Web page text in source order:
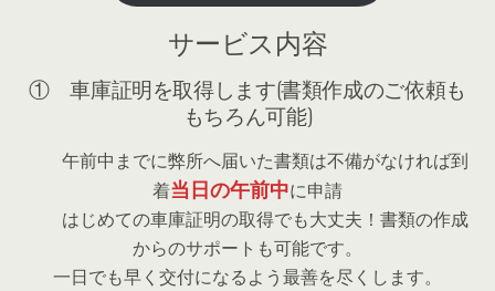
サービス内容
① 車庫証明を取得します(書類作成のご依頼も
もちろん可能)
午前中までに弊所へ届いた書類は不備がなければ到
着当日の午前中に申請
はじめての車庫証明の取得でも大丈夫！書類の作成
からのサポートも可能です。
一日でも早く交付になるよう最善を尽くします。